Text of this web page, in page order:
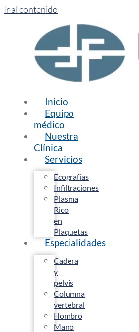
Ir al contenido
Inicio
Equipo
médico
Nuestra
Clínica
Servicios
Ecografías
Infiltraciones
Plasma
Rico
en
Plaquetas
Especialidades
Cadera
y
pelvis
Columna
vertebral
Hombro
Mano